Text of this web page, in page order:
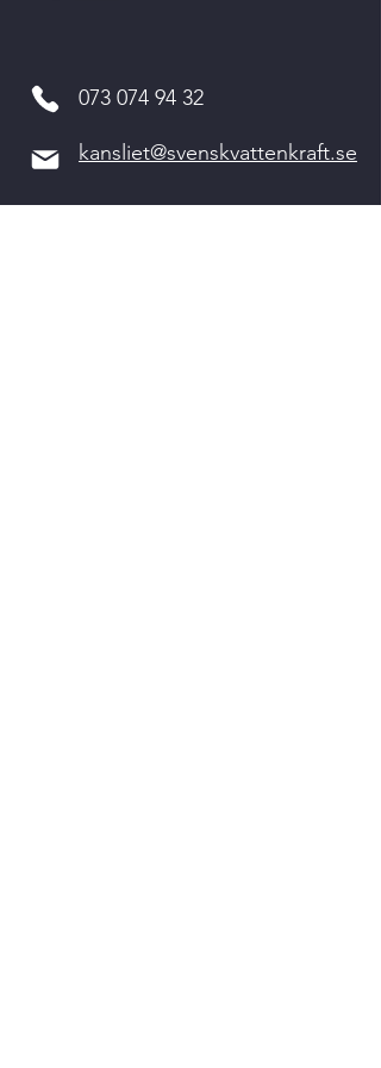
073 074 94 32
kansliet@svenskvattenkraft.se
Kvarnvägen 2